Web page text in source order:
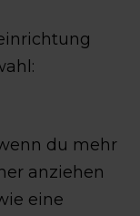
du mehr
anziehen
eine